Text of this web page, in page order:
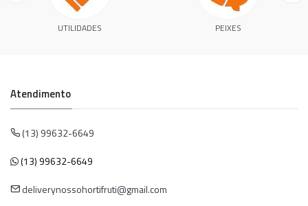
UTILIDADES PEIXES
Atendimento
(13) 99632-6649
(13) 99632-6649
deliverynossohortifruti@gmail.com